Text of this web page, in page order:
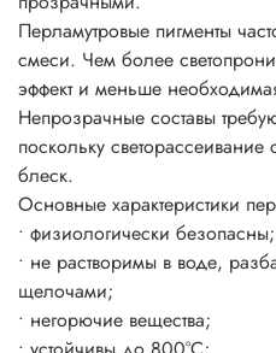
Блеск цвет и эффекты
использовании пигмента от
состава.
Перламутровые пигменты
смеси. Чем более
эффект и меньше
Непрозрачные составы
поскольку
блеск.
Основные характеристики
• физиологически безопасны;
• не растворимы в воде,
щелочами;
• негорючие вещества;